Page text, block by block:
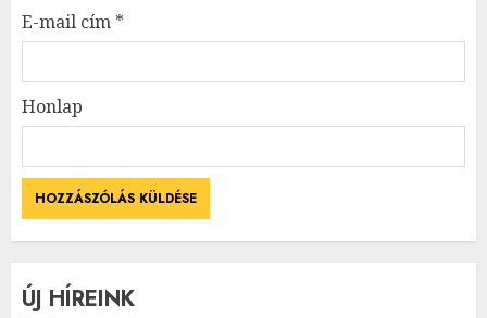
E-mail cím *
Honlap
ÚJ HÍREINK